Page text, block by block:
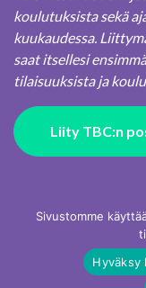
koulutuksista sekä
kuukaudessa.
saat itsellesi
tilaisuuksista ja
Liity TBC:n
Sivustomme
Hyväksy